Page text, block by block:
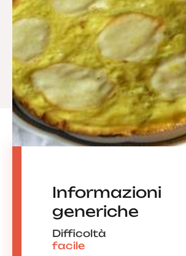
Informazioni
generiche
Difficoltà
facile